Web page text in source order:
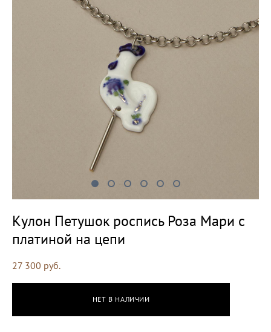
Кулон Петушок роспись Роза Мари с
платиной на цепи
27 300 pуб.
НЕТ В НАЛИЧИИ